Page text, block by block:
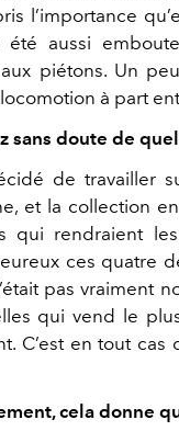
l’importance
été aussi
piétons. Un
à part
sans doute de
de travailler
et la collection
qui rendraient
ces quatre
pas vraiment
qui vend le
C’est en tout
cela donne